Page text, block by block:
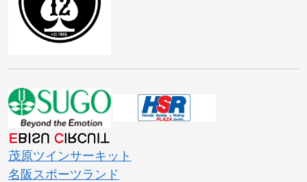
茂原ツインサーキット
名阪スポーツランド